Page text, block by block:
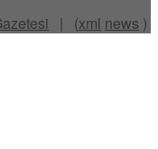
| (xml news )